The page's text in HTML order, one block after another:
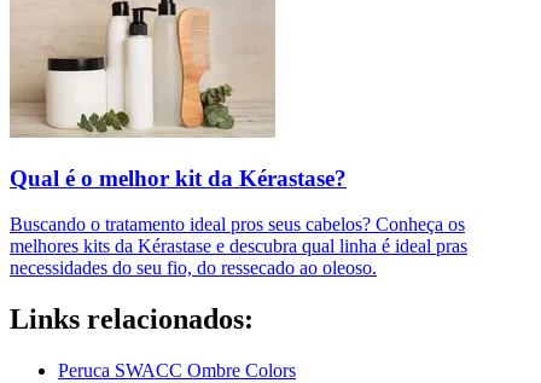
Qual é o melhor kit da Kérastase?
Buscando o tratamento ideal pros seus cabelos? Conheça os
melhores kits da Kérastase e descubra qual linha é ideal pras
necessidades do seu fio, do ressecado ao oleoso.
Links relacionados:
Peruca SWACC Ombre Colors